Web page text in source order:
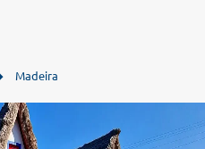
Madeira